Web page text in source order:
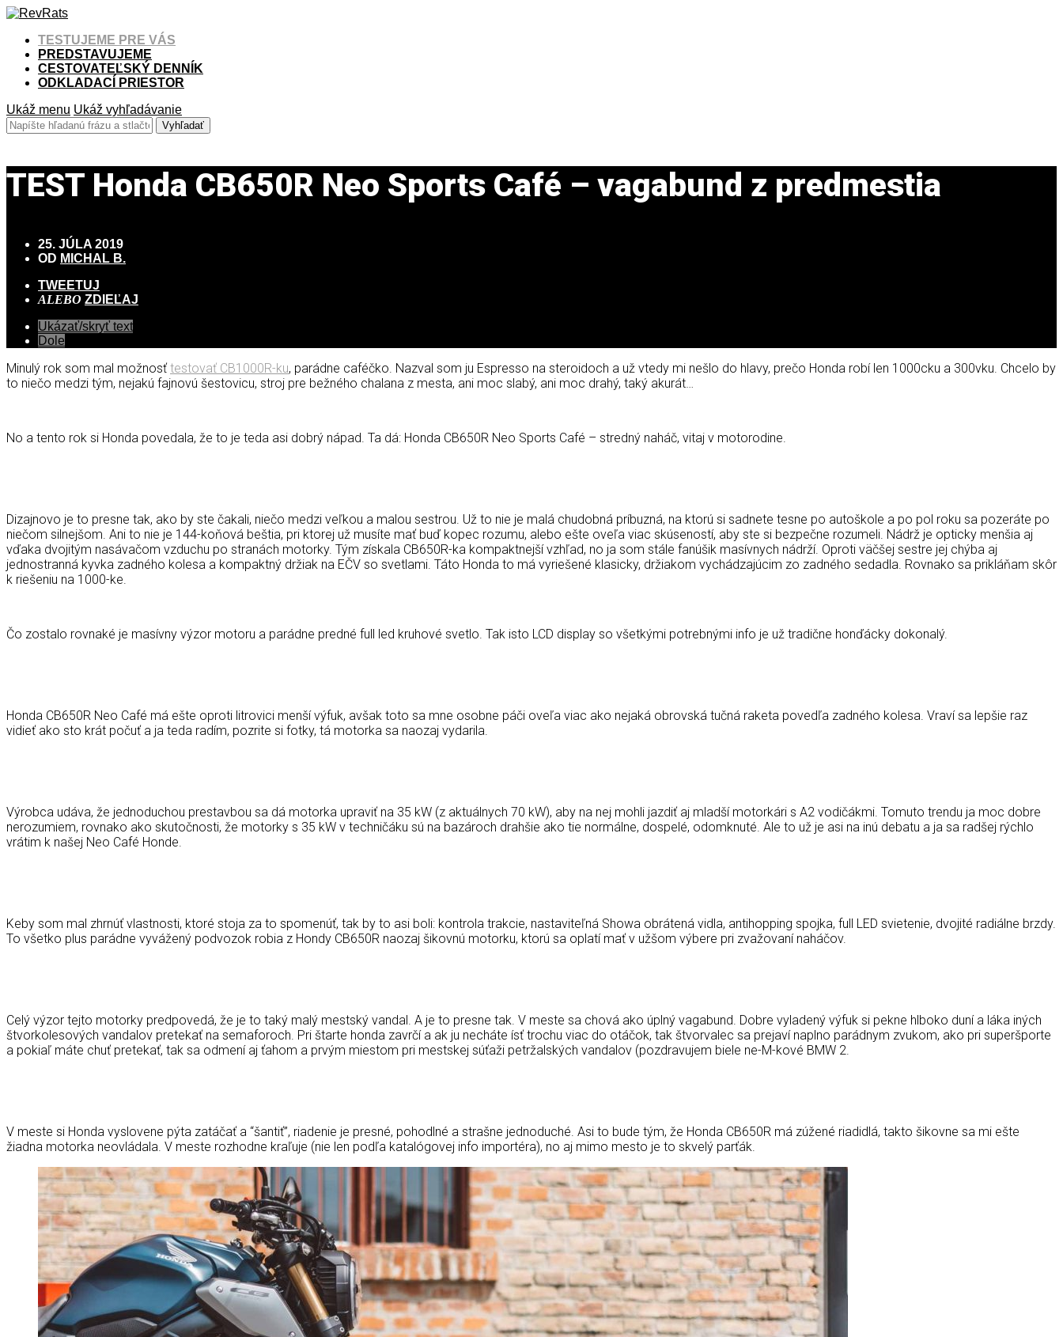
TESTUJEME PRE VÁS
PREDSTAVUJEME
CESTOVATEĽSKÝ DENNÍK
ODKLADACÍ PRIESTOR
Ukáž menu Ukáž vyhľadávanie
TEST Honda CB650R Neo Sports Café – vagabund z predmestia
25. JÚLA 2019
OD MICHAL B.
TWEETUJ
ALEBO ZDIEĽAJ
Ukázať/skryť text
Dole
Minulý rok som mal možnosť testovať CB1000R-ku, parádne caféčko. Nazval som ju Espresso na steroidoch a už vtedy mi nešlo do hlavy, prečo Honda robí len 1000cku a 300vku. Chcelo by
to niečo medzi tým, nejakú fajnovú šestovicu, stroj pre bežného chalana z mesta, ani moc slabý, ani moc drahý, taký akurát…
No a tento rok si Honda povedala, že to je teda asi dobrý nápad. Ta dá: Honda CB650R Neo Sports Café – stredný naháč, vitaj v motorodine.
Dizajnovo je to presne tak, ako by ste čakali, niečo medzi veľkou a malou sestrou. Už to nie je malá chudobná príbuzná, na ktorú si sadnete tesne po autoškole a po pol roku sa pozeráte po
niečom silnejšom. Ani to nie je 144-koňová beštia, pri ktorej už musíte mať buď kopec rozumu, alebo ešte oveľa viac skúseností, aby ste si bezpečne rozumeli. Nádrž je opticky menšia aj
vďaka dvojitým nasávačom vzduchu po stranách motorky. Tým získala CB650R-ka kompaktnejší vzhľad, no ja som stále fanúšik masívnych nádrží. Oproti väčšej sestre jej chýba aj
jednostranná kyvka zadného kolesa a kompaktný držiak na EČV so svetlami. Táto Honda to má vyriešené klasicky, držiakom vychádzajúcim zo zadného sedadla. Rovnako sa prikláňam skôr
k riešeniu na 1000-ke.
Čo zostalo rovnaké je masívny výzor motoru a parádne predné full led kruhové svetlo. Tak isto LCD display so všetkými potrebnými info je už tradične honďácky dokonalý.
Honda CB650R Neo Café má ešte oproti litrovici menší výfuk, avšak toto sa mne osobne páči oveľa viac ako nejaká obrovská tučná raketa povedľa zadného kolesa. Vraví sa lepšie raz
vidieť ako sto krát počuť a ja teda radím, pozrite si fotky, tá motorka sa naozaj vydarila.
Výrobca udáva, že jednoduchou prestavbou sa dá motorka upraviť na 35 kW (z aktuálnych 70 kW), aby na nej mohli jazdiť aj mladší motorkári s A2 vodičákmi. Tomuto trendu ja moc dobre
nerozumiem, rovnako ako skutočnosti, že motorky s 35 kW v techničáku sú na bazároch drahšie ako tie normálne, dospelé, odomknuté. Ale to už je asi na inú debatu a ja sa radšej rýchlo
vrátim k našej Neo Café Honde.
Keby som mal zhrnúť vlastnosti, ktoré stoja za to spomenúť, tak by to asi boli: kontrola trakcie, nastaviteľná Showa obrátená vidla, antihopping spojka, full LED svietenie, dvojité radiálne brzdy.
To všetko plus parádne vyvážený podvozok robia z Hondy CB650R naozaj šikovnú motorku, ktorú sa oplatí mať v užšom výbere pri zvažovaní naháčov.
Celý výzor tejto motorky predpovedá, že je to taký malý mestský vandal. A je to presne tak. V meste sa chová ako úplný vagabund. Dobre vyladený výfuk si pekne hlboko duní a láka iných
štvorkolesových vandalov pretekať na semaforoch. Pri štarte honda zavrčí a ak ju necháte ísť trochu viac do otáčok, tak štvorvalec sa prejaví naplno parádnym zvukom, ako pri superšporte
a pokiaľ máte chuť pretekať, tak sa odmení aj ťahom a prvým miestom pri mestskej súťaži petržalských vandalov (pozdravujem biele ne-M-kové BMW 2.
V meste si Honda vyslovene pýta zatáčať a “šantiť”, riadenie je presné, pohodlné a strašne jednoduché. Asi to bude tým, že Honda CB650R má zúžené riadidlá, takto šikovne sa mi ešte
žiadna motorka neovládala. V meste rozhodne kraľuje (nie len podľa katalógovej info importéra), no aj mimo mesto je to skvelý parťák.